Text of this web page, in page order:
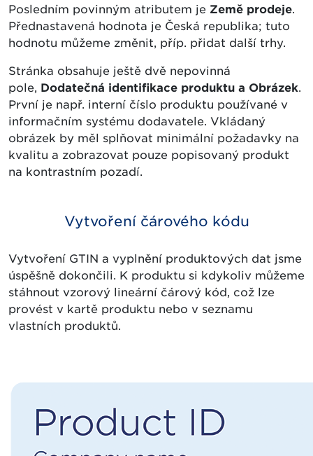
Posledním povinným atributem je Země prodeje.
Přednastavená hodnota je Česká republika; tuto
hodnotu můžeme změnit, příp. přidat další trhy.
Stránka obsahuje ještě dvě nepovinná
pole, Dodatečná identifikace produktu a Obrázek.
První je např. interní číslo produktu používané v
informačním systému dodavatele. Vkládaný
obrázek by měl splňovat minimální požadavky na
kvalitu a zobrazovat pouze popisovaný produkt
na kontrastním pozadí.
Vytvoření čárového kódu
Vytvoření GTIN a vyplnění produktových dat jsme
úspěšně dokončili. K produktu si kdykoliv můžeme
stáhnout vzorový lineární čárový kód, což lze
provést v kartě produktu nebo v seznamu
vlastních produktů.